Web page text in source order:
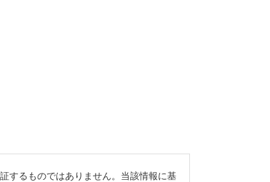
するものではありません。当該情報に基